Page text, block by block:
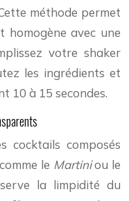
méthode permet
homogène avec une
votre shaker
les ingrédients et
10 à 15 secondes.
cocktails composés
le Martiniou le
la limpidité du